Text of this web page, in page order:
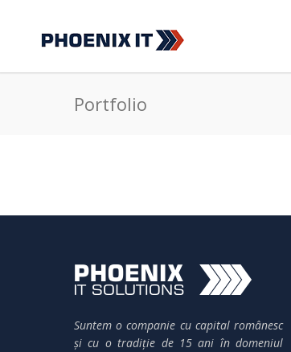
Portfolio
Suntem o companie cu capital românesc
și cu o tradiție de 15 ani în domeniul